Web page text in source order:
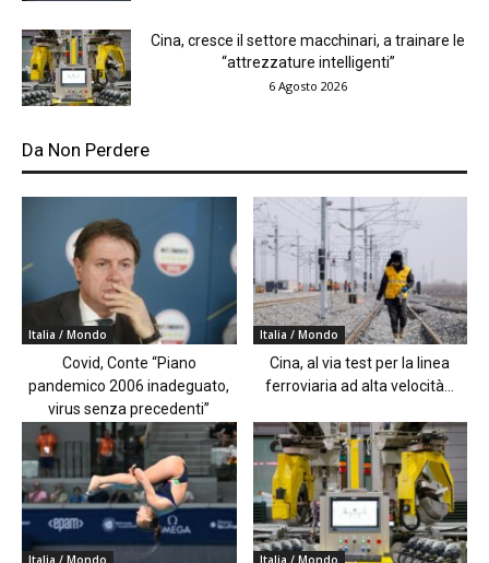
Cina, cresce il settore macchinari, a trainare le
“attrezzature intelligenti”
6 Agosto 2026
Da Non Perdere
Italia / Mondo
Covid, Conte “Piano
pandemico 2006 inadeguato,
virus senza precedenti”
Italia / Mondo
Cina, al via test per la linea
ferroviaria ad alta velocità...